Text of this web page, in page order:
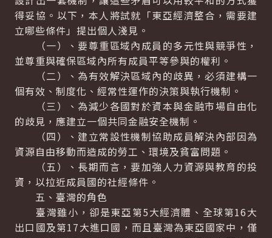
得妥協。以下，本人將試就「東亞經濟整合，需要建
立哪些條件」提出個人淺見。
（一）、要尊重區域內成員的多元性與競爭性，
並尊重與確保區域內所有成員平等參與的權利。
（二）、為有效解決區域內的歧異，必須建構一
個有效、制度化、經常性運作的決策與執行機制。
（三）、為減少各國對於資本與金融市場自由化
的歧見，應建立一個共同金融安全機制。
（四）、建立常設性機制協助成員解決內部因為
資源自由移動而造成的勞工、環境及貧富問題。
（五）、長期而言，要加強人力資源與教育的投
資，以拉近成員國的社經條件。
五、臺灣的角色
臺灣雖小，卻是東亞第5大經濟體、全球第16大
出口國及第17大進口國，而且臺灣為東亞國家中，僅